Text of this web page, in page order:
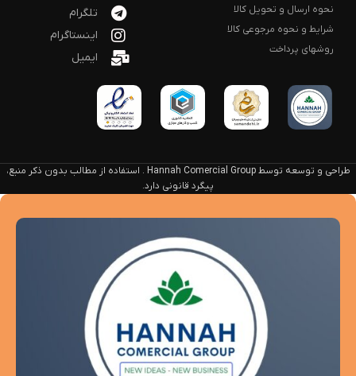
نحوه ارسال و تحویل کالا
شرایط و نحوه مرجوعی کالا
روشهای پرداخت
تلگرام
اینستاگرام
ایمیل
طراحی و توسعه توسط Hannah Comercial Group . استفاده از مطالب بدون ذکر منبع،
پیگرد قانونی دارد.